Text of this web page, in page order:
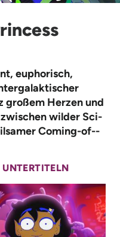
euphorisch,
Herzen und
wilder Sci-
Coming-of-­